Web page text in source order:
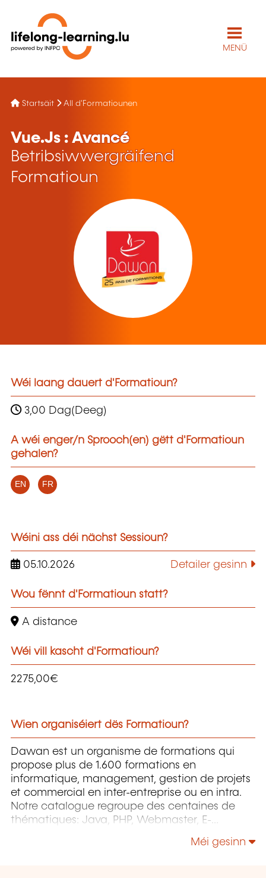
MENÜ
Startsäit All d'Formatiounen
Vue.Js : Avancé
Betribsiwwergräifend
Formatioun
Wéi laang dauert d'Formatioun?
3,00 Dag(Deeg)
A wéi enger/n Sprooch(en) gëtt d'Formatioun
gehalen?
EN FR
Wéini ass déi nächst Sessioun?
05.10.2026 Detailer gesinn
Wou fënnt d'Formatioun statt?
A distance
Wéi vill kascht d'Formatioun?
2275,00€
Wien organiséiert dës Formatioun?
Dawan est un organisme de formations qui
propose plus de 1.600 formations en
informatique, management, gestion de projets
et commercial en inter-entreprise ou en intra.
Notre catalogue regroupe des centaines de
thématiques: Java, PHP, Webmaster, E-
Méi gesinn